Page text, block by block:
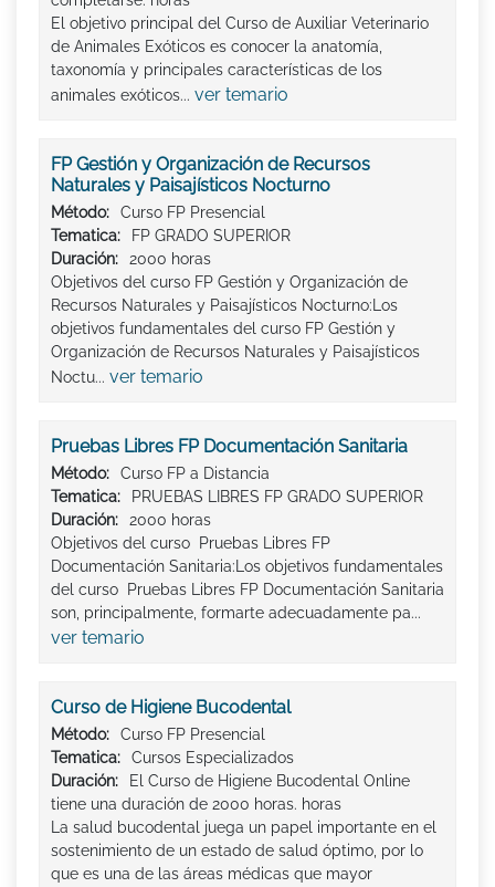
El objetivo principal del Curso de Auxiliar Veterinario
de Animales Exóticos es conocer la anatomía,
taxonomía y principales características de los
animales exóticos... ver temario
FP Gestión y Organización de Recursos
Naturales y Paisajísticos Nocturno
Método:
Curso FP Presencial
Tematica:
FP GRADO SUPERIOR
Duración:
2000 horas
Objetivos del curso FP Gestión y Organización de
Recursos Naturales y Paisajísticos Nocturno:Los
objetivos fundamentales del curso FP Gestión y
Organización de Recursos Naturales y Paisajísticos
Noctu... ver temario
Pruebas Libres FP Documentación Sanitaria
Método:
Curso FP a Distancia
Tematica:
PRUEBAS LIBRES FP GRADO SUPERIOR
Duración:
2000 horas
Objetivos del curso Pruebas Libres FP
Documentación Sanitaria:Los objetivos fundamentales
del curso Pruebas Libres FP Documentación Sanitaria
son, principalmente, formarte adecuadamente pa...
ver temario
Curso de Higiene Bucodental
Método:
Curso FP Presencial
Tematica:
Cursos Especializados
Duración:
El Curso de Higiene Bucodental Online
tiene una duración de 2000 horas. horas
La salud bucodental juega un papel importante en el
sostenimiento de un estado de salud óptimo, por lo
que es una de las áreas médicas que mayor